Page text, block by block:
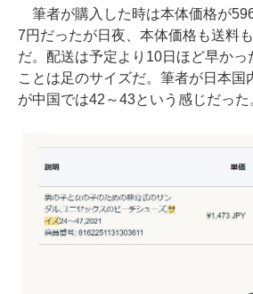
筆者が購入した時は本体価格が
7円だったが日夜、本体価格も送料
だ。配送は予定より10日ほど早かっ
ことは足のサイズだ。筆者が日本国
が中国では42～43という感じだった